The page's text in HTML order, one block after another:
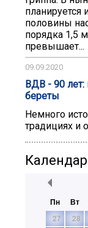
планируется
половины
порядка 1,5
превышает...
09.09.2020
ВДВ - 90 лет:
береты
Немного
традициях и
Пн Вт
27
28